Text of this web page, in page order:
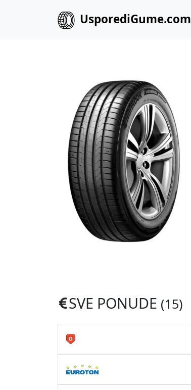
UsporediGume.com
SVE PONUDE (15)